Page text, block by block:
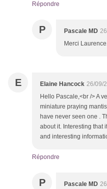
Répondre
P Pascale MD
Merci
E Elaine Hancock 26/09/
Hello Pascale,<br /> A
miniature praying
have never seen one .
about it. Interesting that
and interesting
Répondre
P Pascale MD